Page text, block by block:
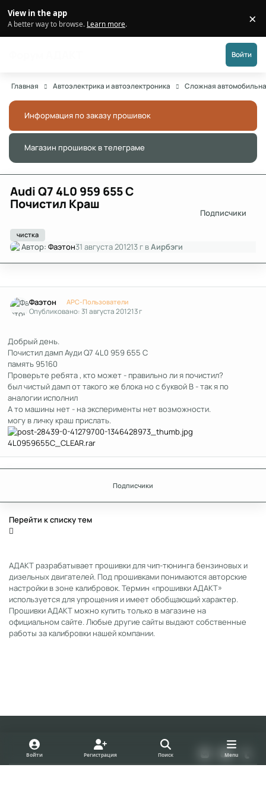
View in the app
A better way to browse. Learn more. ×
Войти
Главная Автоэлектрика и автоэлектроника Сложная
Информация по заказу прошивок
Магазин прошивок в телеграме
Audi Q7 4L0 959 655 C
Почистил Краш
чистка
Подписчики
Автор:Фаэтон31 августа 201213 г вАирбэги
Фаэтон APC-Пользователи
Опубликовано:31 августа 201213 г
Добрый день.
Почистил дамп Ауди Q7 4L0 959 655 C
память 95160
Проверьте ребята , кто может - правильно ли я почистил?
был чистый дамп от такого же блока но с буквой В - так я по
аналогии исполнил
А то машины нет - на эксперименты нет возможности.
могу в личку краш прислать.
4L0959655C_CLEAR.rar
Подписчики
Перейти к списку тем
АДАКТ разрабатывает прошивки для чип-тюнинга бензиновых и
дизельных двигателей. Под прошивками понимаются авторские
настройки в зоне калибровок. Термин «прошивки АДАКТ»
используется для упрощения и имеет обобщающий характер.
Прошивки АДАКТ можно купить только в магазине на
официальном сайте. Любые другие сайты выдают собственные
работы за калибровки нашей компании.
Light ModeDark ModeSystem Preference
k
o
t
u
Войти Регистрация Поиск Menu